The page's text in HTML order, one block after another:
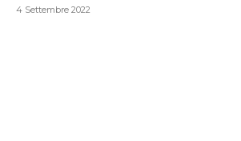
4 Settembre 2022